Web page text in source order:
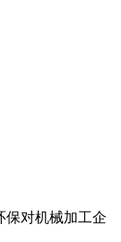
保对机械加工企